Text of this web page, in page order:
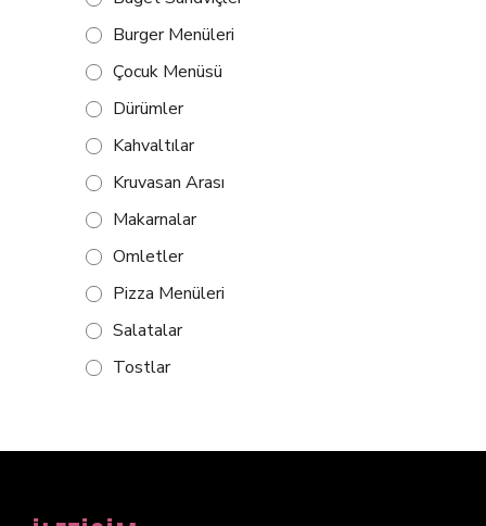
Burger Menüleri
Çocuk Menüsü
Dürümler
Kahvaltılar
Kruvasan Arası
Makarnalar
Omletler
Pizza Menüleri
Salatalar
Tostlar